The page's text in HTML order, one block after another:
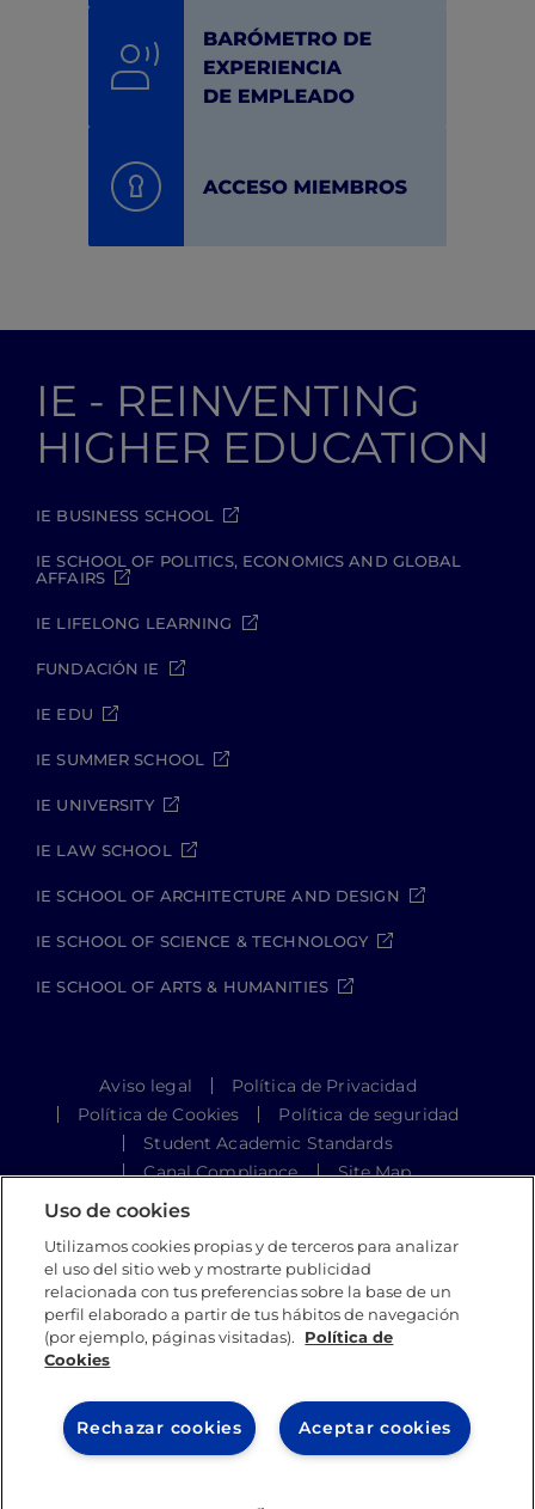
IE - REINVENTING
HIGHER EDUCATION
IE BUSINESS SCHOOL
IE SCHOOL OF POLITICS, ECONOMICS AND GLOBAL
AFFAIRS
IE LIFELONG LEARNING
FUNDACIÓN IE
IE EDU
IE SUMMER SCHOOL
IE UNIVERSITY
IE LAW SCHOOL
IE SCHOOL OF ARCHITECTURE AND DESIGN
IE SCHOOL OF SCIENCE & TECHNOLOGY
IE SCHOOL OF ARTS & HUMANITIES
Aviso legal
Política de Privacidad
Política de Cookies
Política de seguridad
Student Academic Standards
Canal Compliance
Site Map
IE University 2026
Uso de cookies
Utilizamos cookies propias y de terceros para analizar
el uso del sitio web y mostrarte publicidad
relacionada con tus preferencias sobre la base de un
perfil elaborado a partir de tus hábitos de navegación
(por ejemplo, páginas visitadas).
Política de
Cookies
Aceptar cookies
Rechazar cookies